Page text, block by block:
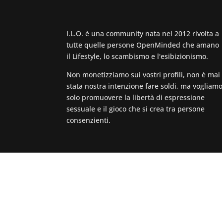
I.L.O. è una community nata nel 2012 rivolta a
tutte quelle persone OpenMinded che amano
il Lifestyle, lo scambismo e l'esibizionismo.
Non monetizziamo sui vostri profili, non è mai
stata nostra intenzione fare soldi, ma
solo promuovere la libertà di espressione
sessuale e il gioco che si crea tra persone
consenzienti.